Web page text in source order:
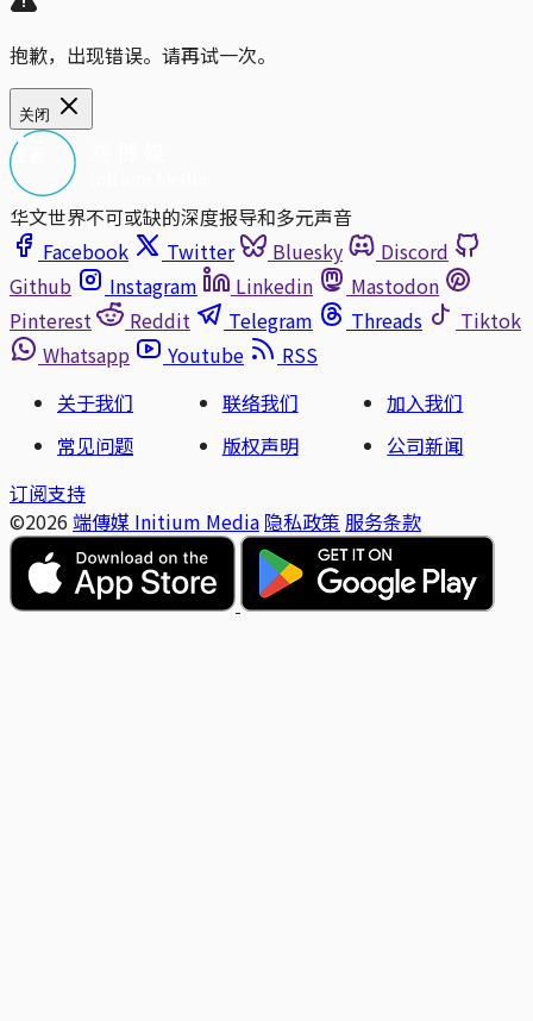
抱歉，出现错误。请再试一次。
关闭
华文世界不可或缺的深度报导和多元声音
Facebook
Twitter Bluesky
Discord
Github
Instagram Linkedin
Mastodon
Pinterest
Reddit Telegram Threads
Tiktok
Whatsapp
Youtube
RSS
关于我们
联络我们
加入我们
常见问题
版权声明
公司新闻
订阅支持
©2026 端傳媒 Initium Media 隐私政策 服务条款